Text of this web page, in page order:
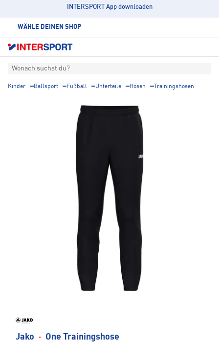
INTERSPORT App downloaden
WÄHLE DEINEN SHOP
Wonach suchst du?
Kinder Ballsport Fußball Unterteile Hosen Trainingshosen
Jako · One Trainingshose